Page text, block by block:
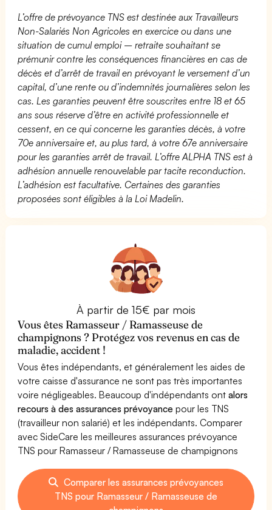
L’offre de prévoyance TNS est destinée aux Travailleurs
Non-Salariés Non Agricoles en exercice ou dans une
situation de cumul emploi – retraite souhaitant se
prémunir contre les conséquences financières en cas de
décès et d’arrêt de travail en prévoyant le versement d’un
capital, d’une rente ou d’indemnités journalières selon les
cas. Les garanties peuvent être souscrites entre 18 et 65
ans sous réserve d’être en activité professionnelle et
cessent, en ce qui concerne les garanties décès, à votre
70e anniversaire et, au plus tard, à votre 67e anniversaire
pour les garanties arrêt de travail. L’offre ALPHA TNS est à
adhésion annuelle renouvelable par tacite reconduction.
L’adhésion est facultative. Certaines des garanties
proposées sont éligibles à la Loi Madelin.
À partir de 15€ par mois
Vous êtes Ramasseur / Ramasseuse de
champignons ? Protégez vos revenus en cas de
maladie, accident !
Vous êtes indépendants, et généralement les aides de
votre caisse d'assurance ne sont pas très importantes
voire négligeables. Beaucoup d'indépendants ontalors
recours à des assurances prévoyance pour les TNS
(travailleur non salarié) et les indépendants. Comparer
avec SideCare les meilleures assurances prévoyance
TNS pour Ramasseur / Ramasseuse de champignons
Comparer les assurances prévoyances
TNS pour Ramasseur / Ramasseuse de